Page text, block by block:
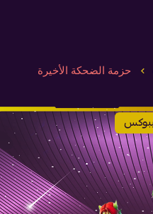
حزمة الضحكة الأخيرة